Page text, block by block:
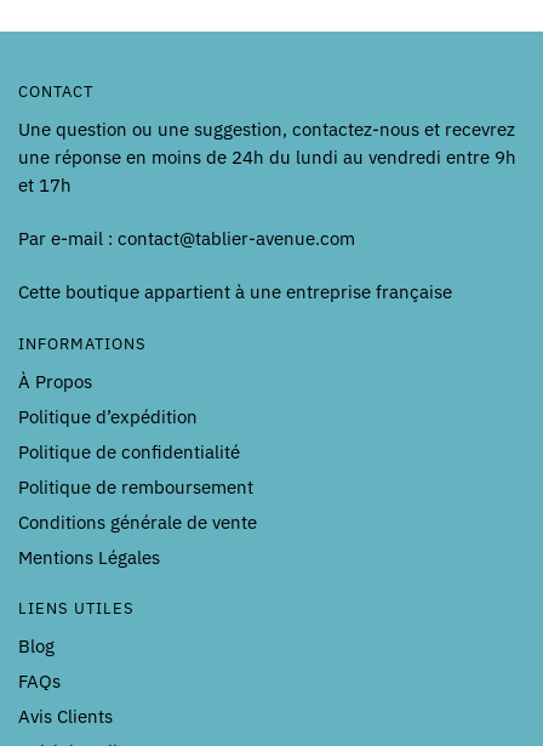
CONTACT
Une question ou une suggestion, contactez-nous et recevrez
une réponse en moins de 24h du lundi au vendredi entre 9h
et 17h
Par e-mail : contact@tablier-avenue.com
Cette boutique appartient à une entreprise française
INFORMATIONS
À Propos
Politique d’expédition
Politique de confidentialité
Politique de remboursement
Conditions générale de vente
Mentions Légales
LIENS UTILES
Blog
FAQs
Avis Clients